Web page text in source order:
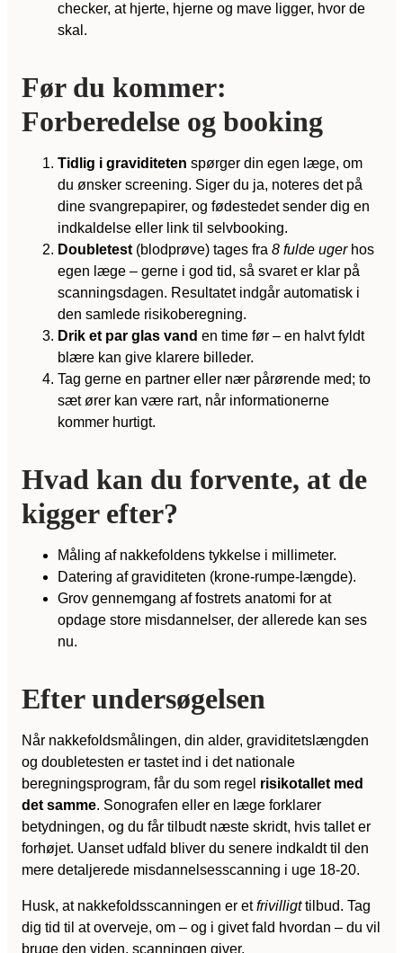
checker, at hjerte, hjerne og mave ligger, hvor de
skal.
Før du kommer:
Forberedelse og booking
Tidlig i graviditeten spørger din egen læge, om
du ønsker screening. Siger du ja, noteres det på
dine svangrepapirer, og fødestedet sender dig en
indkaldelse eller link til selvbooking.
Doubletest(blodprøve) tages fra 8 fulde ugerhos
egen læge – gerne i god tid, så svaret er klar på
scanningsdagen. Resultatet indgår automatisk i
den samlede risikoberegning.
Drik et par glas vand en time før – en halvt fyldt
blære kan give klarere billeder.
Tag gerne en partner eller nær pårørende med; to
sæt ører kan være rart, når informationerne
kommer hurtigt.
Hvad kan du forvente, at de
kigger efter?
Måling af nakkefoldens tykkelse i millimeter.
Datering af graviditeten (krone-rumpe-længde).
Grov gennemgang af fostrets anatomi for at
opdage store misdannelser, der allerede kan ses
nu.
Efter undersøgelsen
Når nakkefoldsmålingen, din alder, graviditetslængden
og doubletesten er tastet ind i det nationale
beregningsprogram, får du som regel risikotallet med
det samme. Sonografen eller en læge forklarer
betydningen, og du får tilbudt næste skridt, hvis tallet er
forhøjet. Uanset udfald bliver du senere indkaldt til den
mere detaljerede misdannelsesscanning i uge 18-20.
Husk, at nakkefoldsscanningen er etfrivilligttilbud. Tag
dig tid til at overveje, om – og i givet fald hvordan – du vil
bruge den viden, scanningen giver.